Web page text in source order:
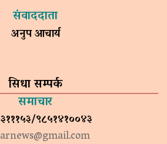
संवाददाता
अनुप आचार्य
सिधा सम्पर्क
समाचार
९८५१४१००४३